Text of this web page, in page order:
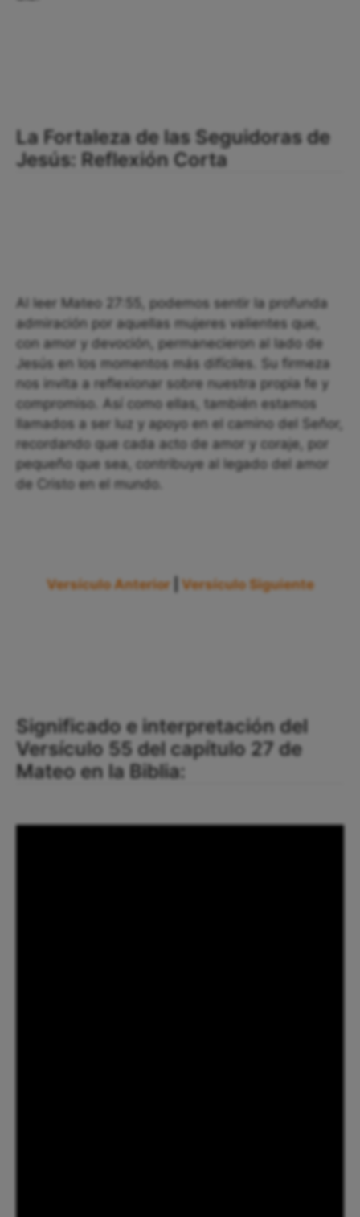
La Fortaleza de las Seguidoras de
Jesús: Reflexión Corta
Al leer Mateo 27:55, podemos sentir la profunda
admiración por aquellas mujeres valientes que,
con amor y devoción, permanecieron al lado de
Jesús en los momentos más difíciles. Su firmeza
nos invita a reflexionar sobre nuestra propia fe y
compromiso. Así como ellas, también estamos
llamados a ser luz y apoyo en el camino del Señor,
recordando que cada acto de amor y coraje, por
pequeño que sea, contribuye al legado del amor
de Cristo en el mundo.
Versículo Anterior Versículo Siguiente
Significado e interpretación del
Versículo 55 del capítulo 27 de
Mateo en la Biblia: